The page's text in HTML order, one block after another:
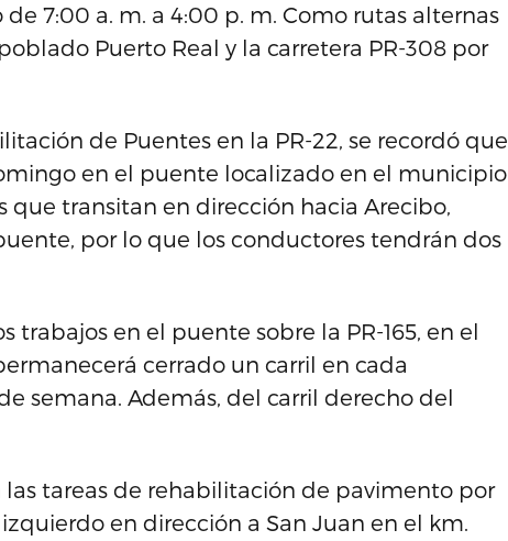
7:00 a. m. a 4:00 p. m. Como rutas alternas
Puerto Real y la carretera PR-308 por
de Puentes en la PR-22, se recordó que
en el puente localizado en el municipio
que transitan en dirección hacia Arecibo,
por lo que los conductores tendrán dos
trabajos en el puente sobre la PR-165, en el
cerrado un carril en cada
semana. Además, del carril derecho del
las tareas de rehabilitación de pavimento por
en dirección a San Juan en el km.